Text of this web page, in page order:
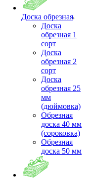
Доска обрезная
Доска
обрезная 1
сорт
Доска
обрезная 2
сорт
Доска
обрезная 25
мм
(дюймовка)
Обрезная
доска 40 мм
(сороковка)
Обрезная
доска 50 мм